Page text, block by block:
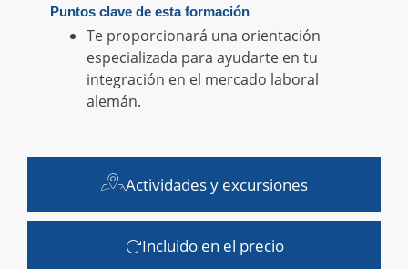
Actividades y excursiones
Incluido en el precio
Puntos clave de esta formación
Te proporcionará una orientación
especializada para ayudarte en tu
integración en el mercado laboral
alemán.